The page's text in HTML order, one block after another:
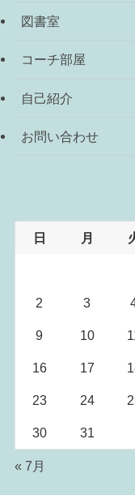
図書室
コーチ部屋
自己紹介
お問い合わせ
日 月
2 3
9 10
16 17
23 24
30 31
« 7月